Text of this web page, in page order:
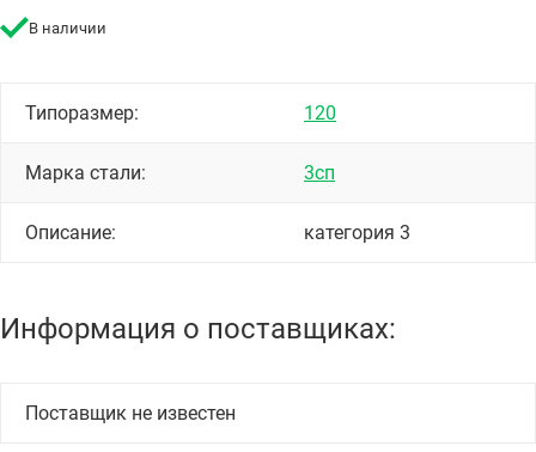
В наличии
Типоразмер: 120
Марка стали: 3сп
Описание: категория 3
Информация о поставщиках:
Поставщик не известен